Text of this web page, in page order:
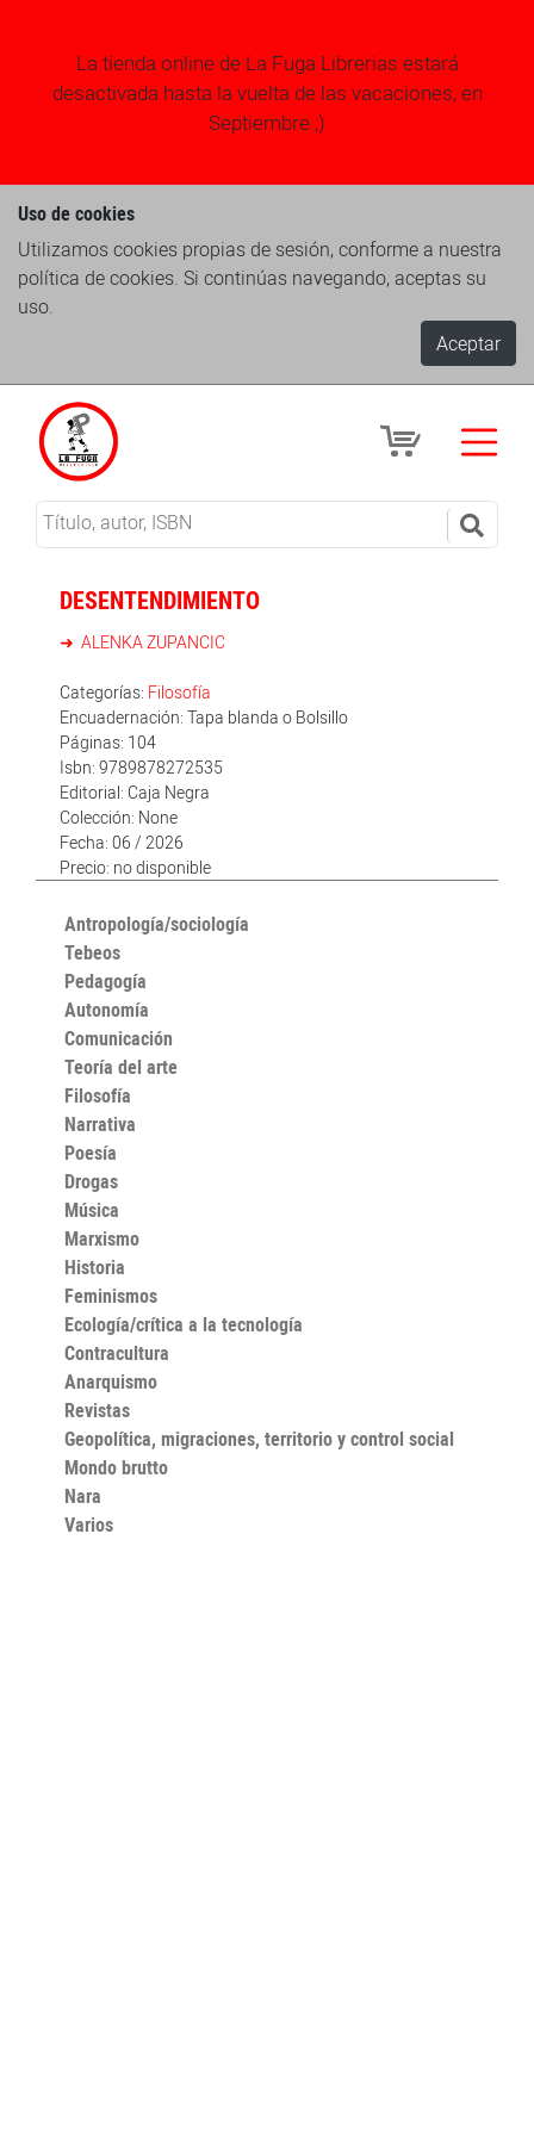
La tienda online de La Fuga Librerias estará
desactivada hasta la vuelta de las vacaciones, en
Septiembre ;)
Uso de cookies
Utilizamos cookies propias de sesión, conforme a nuestra
política de cookies. Si continúas navegando, aceptas su
uso.
Aceptar
DESENTENDIMIENTO
ALENKA ZUPANCIC
Categorías: Filosofía
Encuadernación: Tapa blanda o Bolsillo
Páginas: 104
Isbn: 9789878272535
Editorial: Caja Negra
Colección: None
Fecha: 06 / 2026
Precio: no disponible
Antropología/sociología
Tebeos
Pedagogía
Autonomía
Comunicación
Teoría del arte
Filosofía
Narrativa
Poesía
Drogas
Música
Marxismo
Historia
Feminismos
Ecología/crítica a la tecnología
Contracultura
Anarquismo
Revistas
Geopolítica, migraciones, territorio y control social
Mondo brutto
Nara
Varios